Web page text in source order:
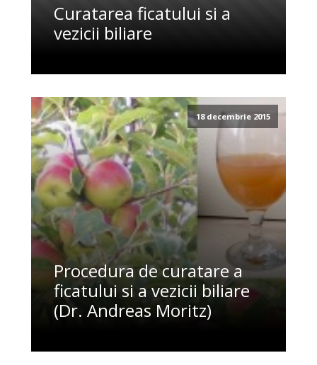
Curatarea ficatului si a
vezicii biliare
18 decembrie 2015
Procedura de curatare a
ficatului si a vezicii biliare
(Dr. Andreas Moritz)